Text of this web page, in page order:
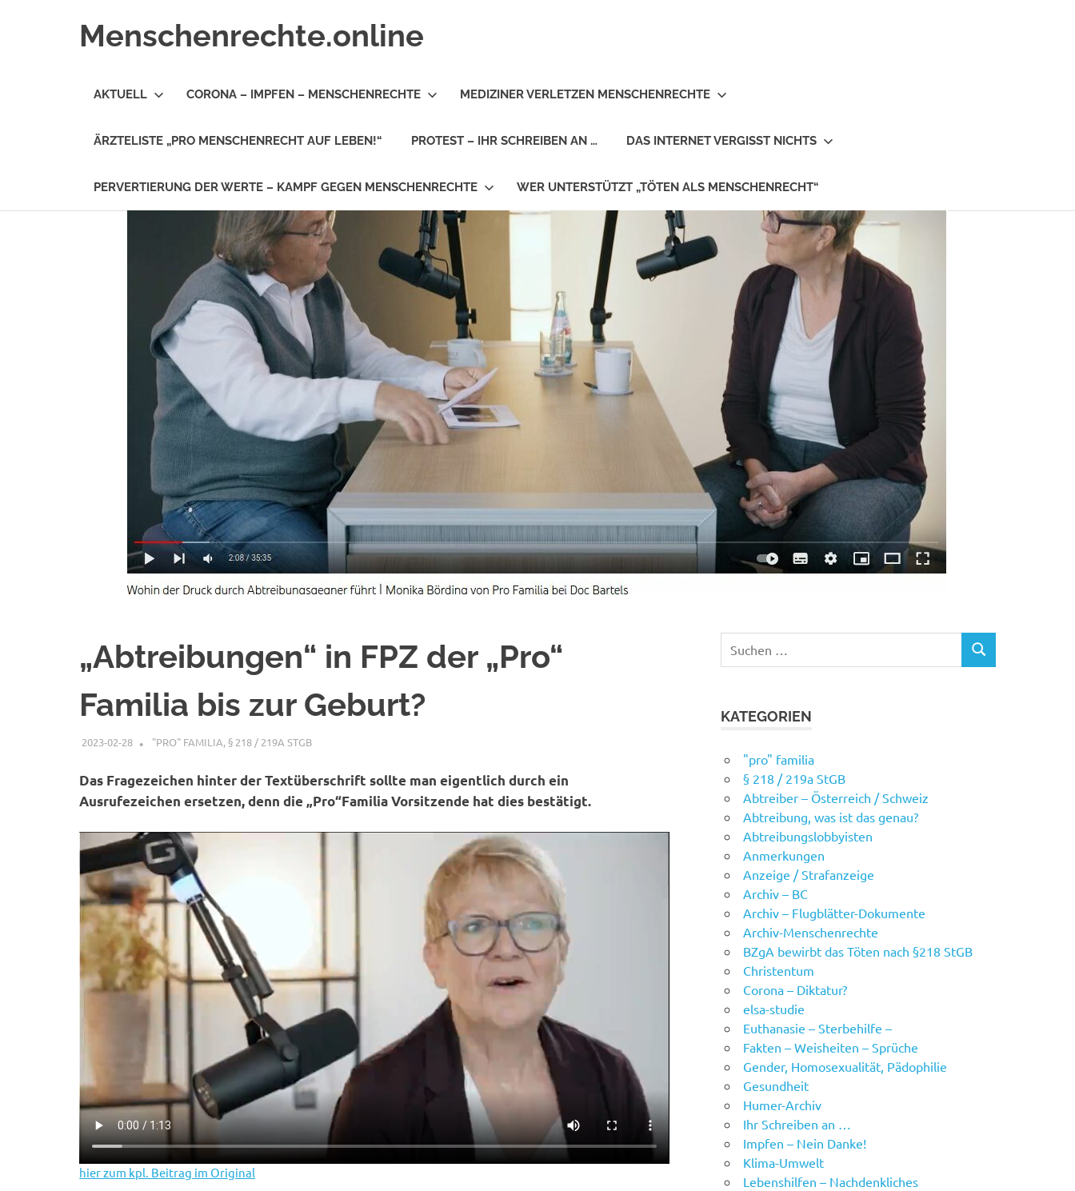
Menschenrechte.online
alle
Geborene
AKTUELL CORONA – IMPFEN – MENSCHENRECHTE MEDIZINER VERLETZEN MENSCHENRECHTE
ÄRZTELISTE „PRO MENSCHENRECHT AUF LEBEN!“ PROTEST – IHR SCHREIBEN AN … DAS INTERNET VERGISST NICHTS
PERVERTIERUNG DER WERTE – KAMPF GEGEN MENSCHENRECHTE WER UNTERSTÜTZT „TÖTEN ALS MENSCHENRECHT“
„Abtreibungen“ in FPZ der „Pro“
Familia bis zur Geburt?
2023-02-28 XX
"PRO" FAMILIA,§ 218 / 219A STGB
Das Fragezeichen hinter der Textüberschrift sollte man eigentlich durch ein
Ausrufezeichen ersetzen, denn die „Pro“Familia Vorsitzende hat dies bestätigt.
hier zum kpl. Beitrag im Original
Suchen
SUCHEN
KATEGORIEN
"pro" familia
§ 218 / 219a StGB
Abtreiber – Österreich / Schweiz
Abtreibung, was ist das genau?
Abtreibungslobbyisten
Anmerkungen
Anzeige / Strafanzeige
Archiv – BC
Archiv – Flugblätter-Dokumente
Archiv-Menschenrechte
BZgA bewirbt das Töten nach §218 StGB
Christentum
Corona – Diktatur?
elsa-studie
Euthanasie – Sterbehilfe –
Fakten – Weisheiten – Sprüche
Gender, Homosexualität, Pädophilie
Gesundheit
Humer-Archiv
Ihr Schreiben an …
Impfen – Nein Danke!
Klima-Umwelt
Lebenshilfen – Nachdenkliches